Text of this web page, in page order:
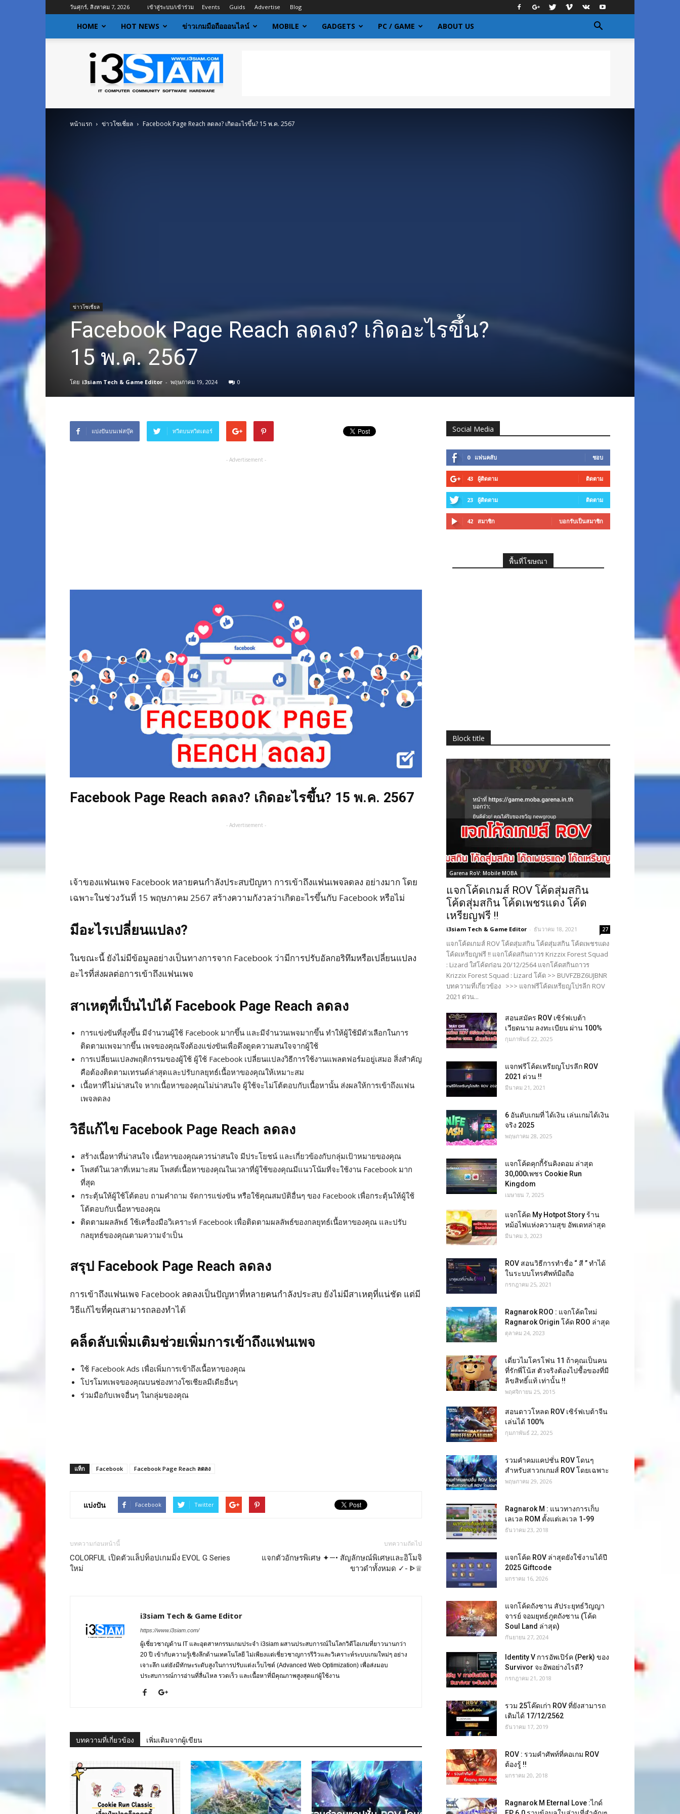
วันศุกร์, สิงหาคม 7, 2026 เข้าสู่ระบบ/เข้าร่วม Events Guids Advertise Blog
HOME HOT NEWS ข่าวเกมมือถือออนไลน์ MOBILE GADGETS PC / GAME ABOUT US
I3siam
ข่าว
ไอที
ข้อมูล
ข่าวสาร
หน้าแรก ข่าวโซเชี่ยล Facebook Page Reach ลดลง? เกิดอะไรขึ้น? 15 พ.ค. 2567
ข่าวโซเชี่ยล
Facebook Page Reach ลดลง? เกิดอะไรขึ้น?
15 พ.ค. 2567
โดย i3siam Tech & Game Editor - พฤษภาคม 19, 2024 0
แบ่งปันบนเฟสบุ๊ค ทวีตบนทวิตเตอร์
- Advertisement -
Facebook Page Reach ลดลง? เกิดอะไรขึ้น? 15 พ.ค. 2567
- Advertisement -
เจ้าของแฟนเพจ Facebook หลายคนกำลังประสบปัญหา การเข้าถึงแฟนเพจลดลง อย่างมาก โดย
เฉพาะในช่วงวันที่ 15 พฤษภาคม 2567 สร้างความกังวลว่าเกิดอะไรขึ้นกับ Facebook หรือไม่
มีอะไรเปลี่ยนแปลง?
ในขณะนี้ ยังไม่มีข้อมูลอย่างเป็นทางการจาก Facebook ว่ามีการปรับอัลกอริทึมหรือเปลี่ยนแปลง
อะไรที่ส่งผลต่อการเข้าถึงแฟนเพจ
สาเหตุที่เป็นไปได้ Facebook Page Reach ลดลง
การแข่งขันที่สูงขึ้น มีจำนวนผู้ใช้ Facebook มากขึ้น และมีจำนวนเพจมากขึ้น ทำให้ผู้ใช้มีตัวเลือกในการ
ติดตามเพจมากขึ้น เพจของคุณจึงต้องแข่งขันเพื่อดึงดูดความสนใจจากผู้ใช้
การเปลี่ยนแปลงพฤติกรรมของผู้ใช้ ผู้ใช้ Facebook เปลี่ยนแปลงวิธีการใช้งานแพลตฟอร์มอยู่เสมอ สิ่งสำคัญ
คือต้องติดตามเทรนด์ล่าสุดและปรับกลยุทธ์เนื้อหาของคุณให้เหมาะสม
เนื้อหาที่ไม่น่าสนใจ หากเนื้อหาของคุณไม่น่าสนใจ ผู้ใช้จะไม่โต้ตอบกับเนื้อหานั้น ส่งผลให้การเข้าถึงแฟน
เพจลดลง
วิธีแก้ไข Facebook Page Reach ลดลง
สร้างเนื้อหาที่น่าสนใจ เนื้อหาของคุณควรน่าสนใจ มีประโยชน์ และเกี่ยวข้องกับกลุ่มเป้าหมายของคุณ
โพสต์ในเวลาที่เหมาะสม โพสต์เนื้อหาของคุณในเวลาที่ผู้ใช้ของคุณมีแนวโน้มที่จะใช้งาน Facebook มาก
ที่สุด
กระตุ้นให้ผู้ใช้โต้ตอบ ถามคำถาม จัดการแข่งขัน หรือใช้คุณสมบัติอื่นๆ ของ Facebook เพื่อกระตุ้นให้ผู้ใช้
โต้ตอบกับเนื้อหาของคุณ
ติดตามผลลัพธ์ ใช้เครื่องมือวิเคราะห์ Facebook เพื่อติดตามผลลัพธ์ของกลยุทธ์เนื้อหาของคุณ และปรับ
กลยุทธ์ของคุณตามความจำเป็น
สรุป Facebook Page Reach ลดลง
การเข้าถึงแฟนเพจ Facebook ลดลงเป็นปัญหาที่หลายคนกำลังประสบ ยังไม่มีสาเหตุที่แน่ชัด แต่มี
วิธีแก้ไขที่คุณสามารถลองทำได้
คล็ดลับเพิ่มเติมช่วยเพิ่มการเข้าถึงแฟนเพจ
ใช้ Facebook Ads เพื่อเพิ่มการเข้าถึงเนื้อหาของคุณ
โปรโมทเพจของคุณบนช่องทางโซเชียลมีเดียอื่นๆ
ร่วมมือกับเพจอื่นๆ ในกลุ่มของคุณ
แท็ก Facebook Facebook Page Reach ลดลง
แบ่งปัน Facebook Twitter
บทความก่อนหน้านี้
COLORFUL เปิดตัวแล็ปท็อปเกมมิ่ง EVOL G Series
ใหม่
บทความถัดไป
แจกตัวอักษรพิเศษ ✦—• สัญลักษณ์พิเศษและอิโมจิ
ขาวดำทั้งหมด ✓- ᐈ♕
i3siam Tech & Game Editor
https://www.i3siam.com/
ผู้เชี่ยวชาญด้าน IT และอุตสาหกรรมเกมประจำ i3siam ผสานประสบการณ์ในโลกวิดีโอเกมที่ยาวนานกว่า
20 ปี เข้ากับความรู้เชิงลึกด้านเทคโนโลยี ไม่เพียงแต่เชี่ยวชาญการรีวิวและวิเคราะห์ระบบเกมใหม่ๆ อย่าง
เจาะลึก แต่ยังมีทักษะระดับสูงในการปรับแต่งเว็บไซต์ (Advanced Web Optimization) เพื่อส่งมอบ
ประสบการณ์การอ่านที่ลื่นไหล รวดเร็ว และเนื้อหาที่มีคุณภาพสูงสุดแก่ผู้ใช้งาน
บทความที่เกี่ยวข้อง เพิ่มเติมจากผู้เขียน
Social Media
0 แฟนคลับ ชอบ
43 ผู้ติดตาม ติดตาม
23 ผู้ติดตาม ติดตาม
42 สมาชิก บอกรับเป็นสมาชิก
พื้นที่โฆษณา
Block title
Garena RoV: Mobile MOBA
แจกโค้ดเกมส์ ROV โค้ดสุ่มสกิน
โค้ดสุ่มสกิน โค้ดเพชรแดง โค้ด
เหรียญฟรี !!
i3siam Tech & Game Editor - ธันวาคม 18, 2021 27
แจกโค้ดเกมส์ ROV โค้ดสุ่มสกิน โค้ดสุ่มสกิน โค้ดเพชรแดง
โค้ดเหรียญฟรี !! แจกโค้ดสกินถาวร Krizzix Forest Squad
: Lizard ใส่โค้ดก่อน 20/12/2564 แจกโค้ดสกินถาวร
Krizzix Forest Squad : Lizard โค้ด >> BUVFZBZ6UJBNR
บทความที่เกี่ยวข้อง >>> แจกฟรีโค้ดเหรียญโปรลีก ROV
2021 ด่วน...
สอนสมัคร ROV เซิร์ฟเบต้า
เวียดนาม ลงทะเบียน ผ่าน 100%
กุมภาพันธ์ 22, 2025
แจกฟรีโค้ดเหรียญโปรลีก ROV
2021 ด่วน !!
มีนาคม 21, 2021
6 อันดับเกมที่ ได้เงิน เล่นเกมได้เงิน
จริง 2025
พฤษภาคม 28, 2025
แจกโค้ดคุกกี้รันคิงดอม ล่าสุด
30,000เพชร Cookie Run
Kingdom
เมษายน 7, 2025
แจกโค้ด My Hotpot Story ร้าน
หม้อไฟแห่งความสุข อัพเดทล่าสุด
มีนาคม 3, 2023
ROV สอนวิธีการทำชื่อ “ สี ” ทำได้
ในระบบโทรศัพท์มือถือ
กรกฎาคม 25, 2021
Ragnarok ROO : แจกโค้ดใหม่
Ragnarok Origin โค้ด ROO ล่าสุด
ตุลาคม 24, 2023
เดี่ยวไมโครโฟน 11 ถ้าคุณเป็นคน
ที่รักพี่โน้ส ตัวจริงต้องไปชื้อของที่มี
ลิขสิทธิ์แท้ เท่านั้น !!
พฤศจิกายน 25, 2015
สอนดาวโหลด ROV เซิร์ฟเบต้าจีน
เล่นได้ 100%
กุมภาพันธ์ 22, 2025
รวมคำคมแคปชั่น ROV โดนๆ
สำหรับสาวกเกมส์ ROV โดยเฉพาะ
พฤษภาคม 29, 2026
Ragnarok M : แนวทางการเก็บ
เลเวล ROM ตั้งแต่เลเวล 1-99
ธันวาคม 23, 2018
แจกโค้ด ROV ล่าสุดยังใช้งานได้ปี
2025 Giftcode
มกราคม 16, 2026
แจกโค้ดถังซาน สัประยุทธ์วิญญา
จารย์ จอมยุทธ์ภูตถังซาน (โค้ด
Soul Land ล่าสุด)
กันยายน 27, 2024
Identity V การอัพเปิร์ค (Perk) ของ
Survivor จะอัพอย่างไรดี?
กรกฎาคม 21, 2018
รวม 25โค๊ดเก่า ROV ที่ยังสามารถ
เติมได้ 17/12/2562
ธันวาคม 17, 2019
ROV : รวมคำศัพท์ที่คอเกม ROV
ต้องรู้ !!
มกราคม 20, 2018
Ragnarok M Eternal Love :ไกด์